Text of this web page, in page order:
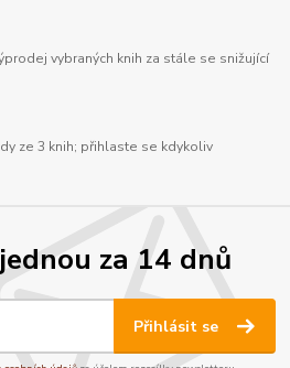
vybraných knih za stále se snižující
ze 3 knih; přihlaste se kdykoliv
za 14 dnů
Přihlásit se